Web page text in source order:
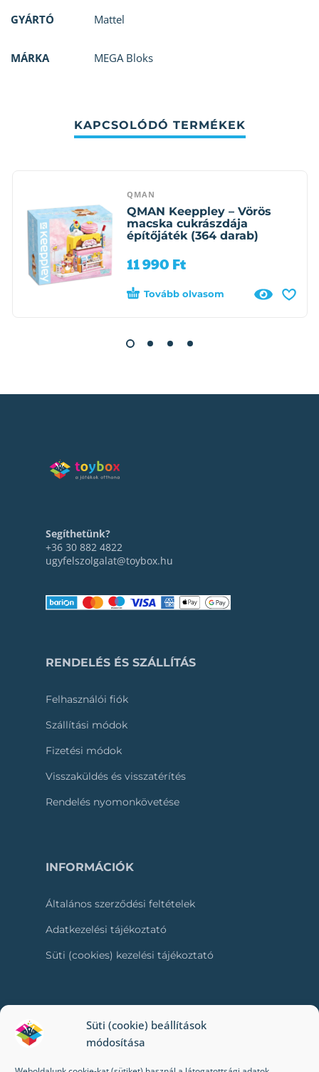
Süti (cookie) beállítások
módosítása
GYÁRTÓ Mattel
MÁRKA MEGA Bloks
KAPCSOLÓDÓ TERMÉKEK
QMAN
QMAN Keeppley – Vörös
macska cukrászdája
építőjáték (364 darab)
11 990 Ft
Tovább olvasom
Segíthetünk?
+36 30 882 4822
ugyfelszolgalat@toybox.hu
RENDELÉS ÉS SZÁLLÍTÁS
Felhasználói fiók
Szállítási módok
Fizetési módok
Visszaküldés és visszatérítés
Rendelés nyomonkövetése
INFORMÁCIÓK
Általános szerződési feltételek
Adatkezelési tájékoztató
Süti (cookies) kezelési tájékoztató
RÓLUNK